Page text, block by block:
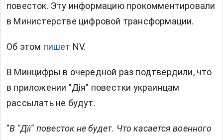
повесток. Эту информацию прокомментировали
в Министерстве цифровой трансформации.
Об этом пишет NV.
В Минцифры в очередной раз подтвердили, что
в приложении "Дія" повестки украинцам
рассылать не будут.
"В "Дїї" повесток не будет. Что касается военного